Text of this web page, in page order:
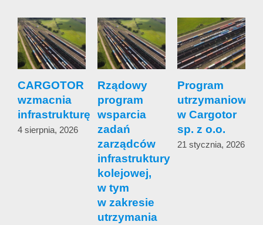
CARGOTOR
wzmacnia
infrastrukturę
4 sierpnia, 2026
Rządowy
program
wsparcia
zadań
zarządców
infrastruktury
kolejowej,
w tym
w zakresie
utrzymania
Program
utrzymaniowy
w Cargotor
sp. z o.o.
21 stycznia, 2026